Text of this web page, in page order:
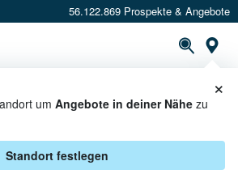
56.122.869 Prospekte & Angebote
um Angebote in deiner Nähe zu
Standort festlegen
×
ANGEBOTE &
EDEKA